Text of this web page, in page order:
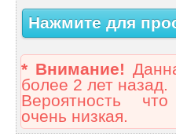
Нажмите для
* Внимание!
более 2 лет назад.
Вероятность
очень низкая.